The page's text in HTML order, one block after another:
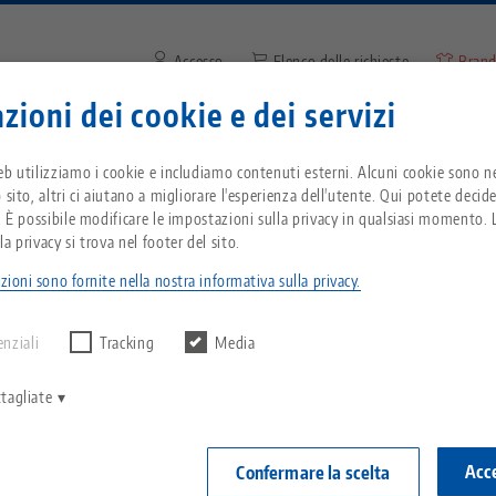
dei cookie e dei servizi
utilizziamo i cookie e includiamo contenuti esterni. Alcuni cookie sono
altri ci aiutano a migliorare l'esperienza dell'utente. Qui potete
possibile modificare le impostazioni sulla privacy in qualsiasi momento.
privacy si trova nel footer del sito.
sono fornite nella nostra informativa sulla privacy.
Tracking Media
Confermare la scelta
pagina degli Stati Uniti per vedere i contenuti
del Paese.
usa.com
Tutto da un'unica fonte
punto zero
Breadcrumb
Informazioni su LANG
Innovazioni
Servizio
Download
Richiesta catalogo
Notizie
Blog
Eventi
Accesso Elenco delle richieste
Inserire il termine di ricerca
Sistema di serraggio a punto zero HAUBEX
Articolo n.